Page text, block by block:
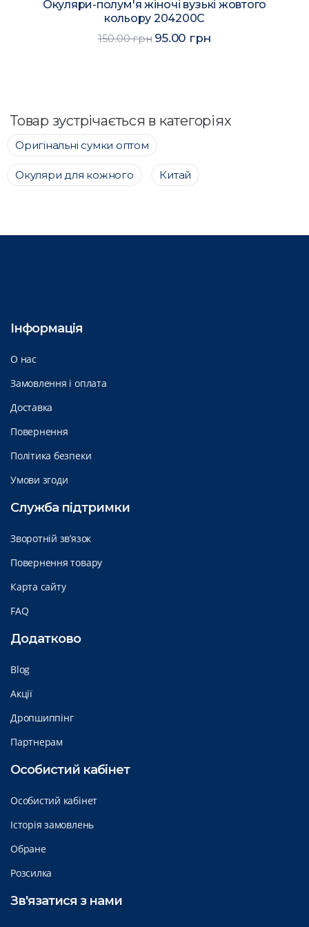
Окуляри-полум'я жіночі вузькі жовтого
кольору 204200C
150.00 грн 95.00 грн
Товар зустрічається в категоріях
Оригінальні сумки оптом
Окуляри для кожного Китай
Інформація
О нас
Замовлення і оплата
Доставка
Повернення
Політика безпеки
Умови згоди
Служба підтримки
Зворотній зв’язок
Повернення товару
Карта сайту
FAQ
Додатково
Blog
Акції
Дропшиппінг
Партнерам
Особистий кабінет
Особистий кабінет
Історія замовлень
Обране
Розсилка
Зв'язатися з нами